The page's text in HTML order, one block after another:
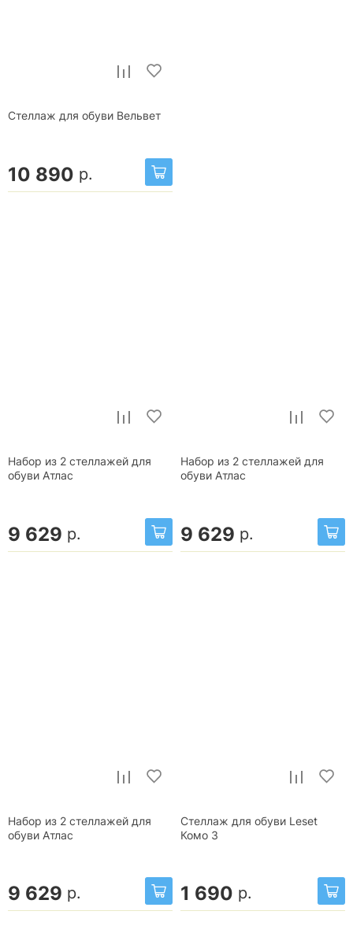
Стеллаж для обуви Вельвет
10 890 р.
Набор из 2 стеллажей для
обуви Атлас
9 629 р.
Набор из 2 стеллажей для
обуви Атлас
9 629 р.
Набор из 2 стеллажей для
обуви Атлас
9 629 р.
Стеллаж для обуви Leset
Комо 3
1 690 р.